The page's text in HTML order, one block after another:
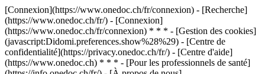
[Connexion](https://www.onedoc.ch/fr/connexion) - [Recherche]
(https://www.onedoc.ch/fr/) - [Connexion]
(https://www.onedoc.ch/fr/connexion) * * * - [Gestion des cookies]
(javascript:Didomi.preferences.show%28%29) - [Centre de
confidentialité](https://privacy.onedoc.ch/fr/) - [Centre d'aide]
(https://www.onedoc.ch) * * * - [Pour les professionnels de santé]